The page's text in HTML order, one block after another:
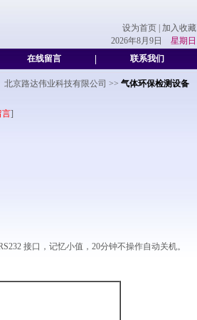
设为首页
加入收藏
2026年8月9日 星期日
在线留言
联系我们
北京路达伟业科技有限公司 >> 气体环保检测设备
言]
接口，记忆小值，20分钟不操作自动关机。